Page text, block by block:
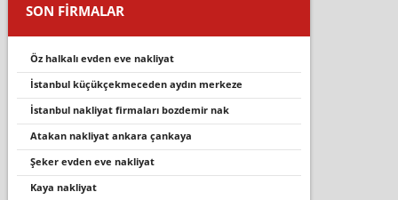
SON FİRMALAR
öz halkalı evden eve nakliyat
istanbul küçükçekmeceden aydın merkeze
i̇stanbul nakli̇yat fi̇rmalari bozdemi̇r nak
atakan nakliyat ankara çankaya
şeker evden eve nakliyat
kaya nakliyat